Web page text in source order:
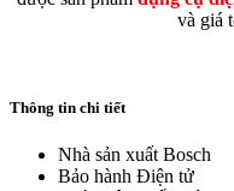
và giá
Thông tin chi tiết
Nhà sản xuất Bosch
Bảo hành Điện tử